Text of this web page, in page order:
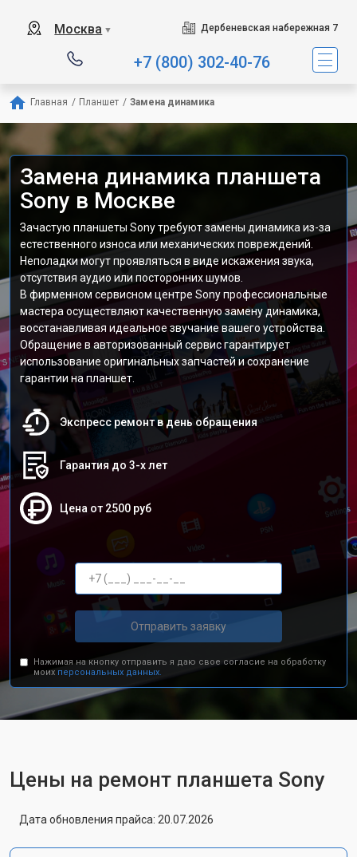
Москва ▼ Дербеневская набережная 7
+7 (800) 302-40-76
Главная / Планшет / Замена динамика
Замена динамика планшета
Sony в Москве
Зачастую планшеты Sony требуют замены динамика из-за
естественного износа или механических повреждений.
Неполадки могут проявляться в виде искажения звука,
отсутствия аудио или посторонних шумов.
В фирменном сервисном центре Sony профессиональные
мастера осуществляют качественную замену динамика,
восстанавливая идеальное звучание вашего устройства.
Обращение в авторизованный сервис гарантирует
использование оригинальных запчастей и сохранение
гарантии на планшет.
Экспресс ремонт в день обращения
Гарантия до 3-х лет
Цена от 2500 руб
Отправить заявку
Нажимая на кнопку отправить я даю свое согласие на обработку
моих персональных данных.
Цены на ремонт планшета Sony
Дата обновления прайса: 20.07.2026